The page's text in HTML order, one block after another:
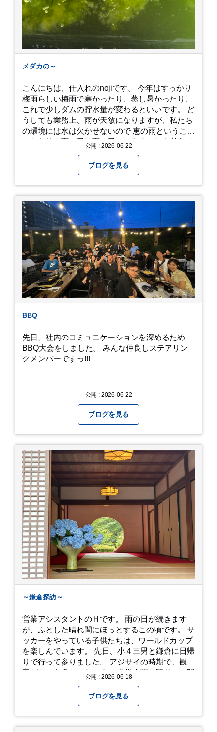
メダカの～
こんにちは、仕入れのnojiです。 今年はすっかり
梅雨らしい梅雨で寒かったり、蒸し暑かったり、
これで少しダムの貯水量が変わるといいです。 ど
うしても業務上、雨が天敵になりますが、私たち
の環境には水は欠かせないので 恵の雨というこば
のとおり、雨の日は雨の日にできることを考えて
になってしまいましたが、お家には代々10年以上
続く ヒメダカがいますが、そのメダカの池にはト
ンボが卵を産んで、ヤゴがいたり、変な虫が いた
りします。ヤゴはメダカを食べてしまうのでほん
とは別にしたいのですが、トンボに かえるところ
が見たくて飼ってみました。 が、途中までかえり
そうでしたが、だめなようでした。 秋にはたくさ
んのトンボが飛んでいますが、自然の中で成虫に
かえるというのは厳しいんだなと 実感しました。
私たち、生かされている以上、一所懸命何かをし
ないともったいないなと メダカのお池のトンボか
ら教えていただきました。
公開 : 2026-06-22
ブログを見る
BBQ
先日、社内のコミュニケーションを深めるため
BBQ大会をしました。 みんな仲良しステアリン
クメンバーですっ!!!
公開 : 2026-06-22
ブログを見る
～鎌倉探訪～
営業アシスタントのＨです。 雨の日が続きます
が、ふとした晴れ間にほっとするこの頃です。 サ
ッカーをやっている子供たちは、ワールドカップ
を楽しんでいます。 先日、小４三男と鎌倉に日帰
りで行って参りました。 アジサイの時期で、観光
客がとても多かったです。 北鎌倉駅で降りて、明
器を購入⇒お昼ご飯⇒鶴岡八幡宮⇒江ノ電で大仏
へ。 江ノ島は時間切れで断念！ 明月院のアジサ
イは白にフチが紫のが特に素敵だと思いました。
中１次男が小学校の修学旅行で鎌倉に行った時に
公開 : 2026-06-18
ブログを見る